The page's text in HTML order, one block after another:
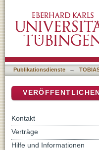
Publikationsdienste →
VERÖFFENTLICHEN
Kontakt
Verträge
Hilfe und Informationen